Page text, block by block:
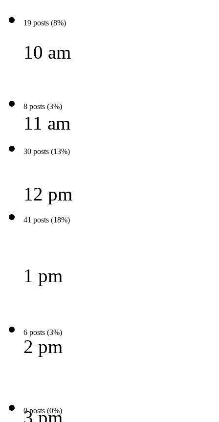
19 posts (8%)
10 am
8 posts (3%)
11 am
30 posts (13%)
12 pm
41 posts (18%)
1 pm
6 posts (3%)
2 pm
0 posts (0%)
3 pm